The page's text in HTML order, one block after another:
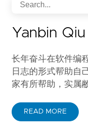
Yanbin Qiu
长年奋斗在软件编
日志的形式帮助自
家有所帮助，实属
READ MORE